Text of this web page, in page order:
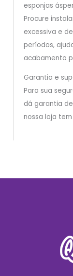
esponjas
Procure
excessiva e
períodos,
acabamento
Garantia e
Para sua
dá garantia
nossa loja